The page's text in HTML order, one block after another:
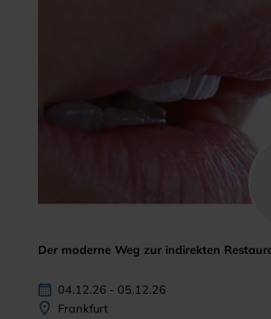
Der moderne Weg zur indirekten
04.12.26 - 05.12.26
Frankfurt